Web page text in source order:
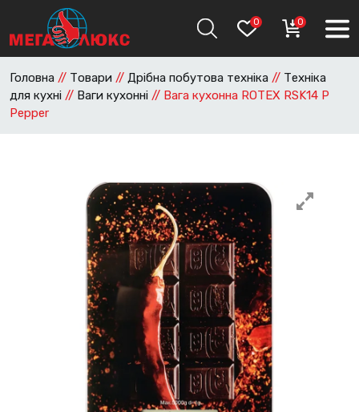
0 0
Головна // Товари // Дрібна побутова техніка // Техніка
для кухні // Ваги кухонні // Вага кухонна ROTEX RSK14 P
Pepper